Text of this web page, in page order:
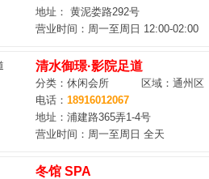
地址： 黄泥娄路292号
营业时间：周一至周日 12:00-02:00
清水御璟·影院足道
分类：休闲会所 区域：通州区
电话： 18916012067
地址：浦建路365弄1-4号
营业时间：周一至周日 全天
冬馆 SPA